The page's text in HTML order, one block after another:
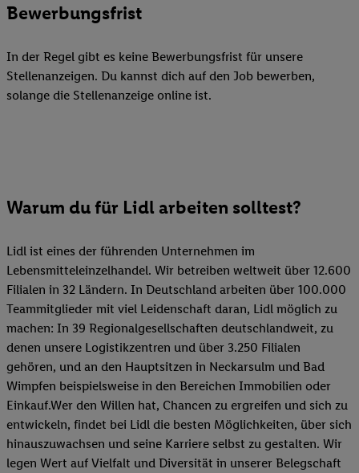
Bewerbungsfrist
In der Regel gibt es keine Bewerbungsfrist für unsere
Stellenanzeigen. Du kannst dich auf den Job bewerben,
solange die Stellenanzeige online ist.
Warum du für Lidl arbeiten solltest?
Lidl ist eines der führenden Unternehmen im
Lebensmitteleinzelhandel. Wir betreiben weltweit über 12.600
Filialen in 32 Ländern. In Deutschland arbeiten über 100.000
Teammitglieder mit viel Leidenschaft daran, Lidl möglich zu
machen: In 39 Regionalgesellschaften deutschlandweit, zu
denen unsere Logistikzentren und über 3.250 Filialen
gehören, und an den Hauptsitzen in Neckarsulm und Bad
Wimpfen beispielsweise in den Bereichen Immobilien oder
Einkauf.Wer den Willen hat, Chancen zu ergreifen und sich zu
entwickeln, findet bei Lidl die besten Möglichkeiten, über sich
hinauszuwachsen und seine Karriere selbst zu gestalten. Wir
legen Wert auf Vielfalt und Diversität in unserer Belegschaft